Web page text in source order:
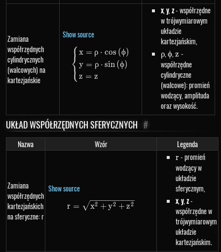
Zamiana
współrzędnych
cylindrycznych
(walcowych) na
kartezjańskie
Show source
\begin{dcases}x=\rho \cdot
⎩
⎨⎧ x = ρ ⋅ cos (ϕ)
y = ρ ⋅ sin(ϕ)
z = z
x,y,z- współrzędne
w trójwymiarowym
układzie
kartezjańskim,
\rho
ρ, \phi
ϕ, z
z -
współrzędne
cylindryczne
(walcowe): promień
wodzący, amplituda
oraz wysokość.
UKŁAD WSPÓŁRZĘDNYCH SFERYCZNYCH #
Nazwa Wzór Legenda
Zamiana
współrzędnych
kartezjańskich
na sferyczne: r
Show source
r=\sqrt{x^{2}+y^{2}+z^{2}}
r = x2 +y2 +z2
r
r - promień
wodzący w
układzie
sferycznym,
x,y,z-
współrzędne w
trójwymiarowym
układzie
kartezjańskim.